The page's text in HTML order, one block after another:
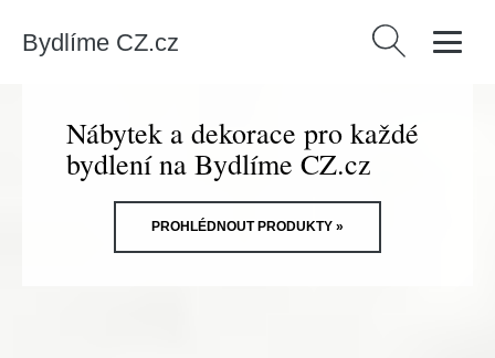
Bydlíme CZ.cz Vyhledávání
Nábytek a dekorace pro každé
bydlení na Bydlíme CZ.cz
PROHLÉDNOUT PRODUKTY »